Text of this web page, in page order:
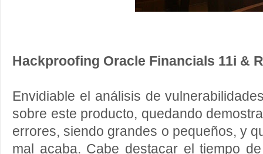
Hackproofing Oracle Financials 11i &
Envidiable el análisis de
sobre este producto, quedando
errores, siendo grandes o pequeños, y
mal acaba. Cabe destacar el tiempo